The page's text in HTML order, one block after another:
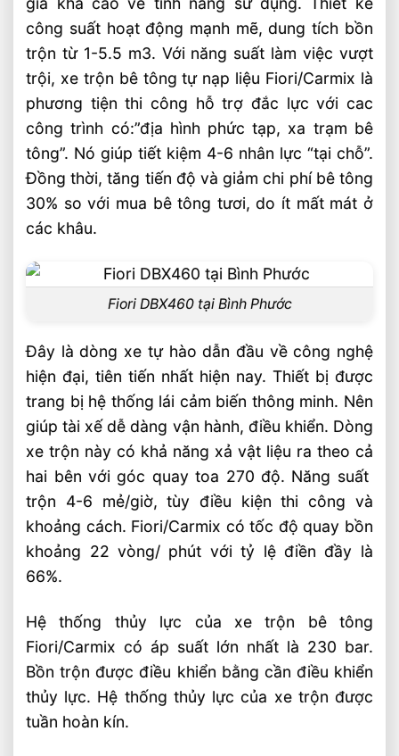
công suất hoạt động mạnh mẽ, dung tích bồn
trộn từ 1-5.5 m3. Với năng suất làm việc vượt
trội, xe trộn bê tông tự nạp liệu Fiori/Carmix là
phương tiện thi công hỗ trợ đắc lực với cac
công trình có:”địa hình phức tạp, xa trạm bê
tông”. Nó giúp tiết kiệm 4-6 nhân lực “tại chỗ”.
Đồng thời, tăng tiến độ và giảm chi phí bê tông
30% so với mua bê tông tươi, do ít mất mát ở
các khâu.
Fiori DBX460 tại Bình Phước
Đây là dòng xe tự hào dẫn đầu về công nghệ
hiện đại, tiên tiến nhất hiện nay. Thiết bị được
trang bị hệ thống lái cảm biến thông minh. Nên
giúp tài xế dễ dàng vận hành, điều khiển. Dòng
xe trộn này có khả năng xả vật liệu ra theo cả
hai bên với góc quay toa 270 độ. Năng suất
trộn 4-6 mẻ/giờ, tùy điều kiện thi công và
khoảng cách. Fiori/Carmix có tốc độ quay bồn
khoảng 22 vòng/ phút với tỷ lệ điền đầy là
66%.
Hệ thống thủy lực của xe trộn bê tông
Fiori/Carmix có áp suất lớn nhất là 230 bar.
Bồn trộn được điều khiển bằng cần điều khiển
thủy lực. Hệ thống thủy lực của xe trộn được
tuần hoàn kín.